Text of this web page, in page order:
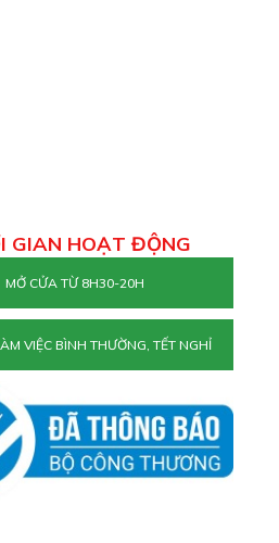
GIAN HOẠT ĐỘNG
MỞ CỬA TỪ 8H30-20H
VIỆC BÌNH THƯỜNG, TẾT NGHỈ